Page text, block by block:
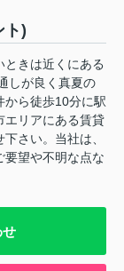
ト)
ときは近くにある
しが良く真夏の
から徒歩10分に駅
エリアにある賃貸
さい。当社は、
要望や不明な点な